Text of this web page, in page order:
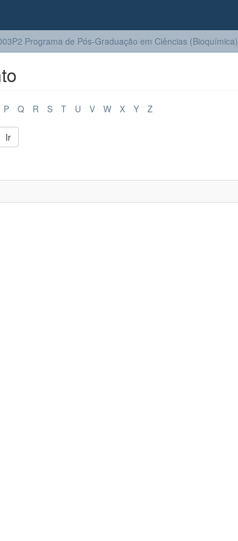
Programa de Pós-Graduação em Ciências (Bioquímica)
P Q R S T U V W X Y Z
Ir